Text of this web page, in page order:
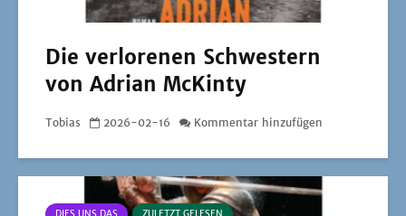
Die verlorenen Schwestern
von Adrian McKinty
Tobias 2026-02-16 Kommentar hinzufügen